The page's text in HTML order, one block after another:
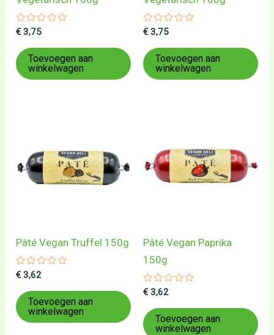
Gewaardeerd
uit
5
€ 3,75
Toevoegen aan
winkelwagen
Gewaardeerd
uit
5
€ 3,75
Toevoegen aan
winkelwagen
Pâté Vegan Truffel 150g
Gewaardeerd
uit
5
€ 3,62
Toevoegen aan
winkelwagen
Pâté Vegan Paprika
150g
Gewaardeerd
uit
5
€ 3,62
Toevoegen aan
winkelwagen